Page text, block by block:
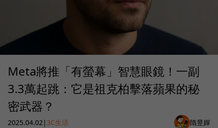
Meta將推「有螢幕」智慧眼鏡！一副
3.3萬起跳：它是祖克柏擊落蘋果的秘
密武器？
2025.04.02| 3C生活 隋昱嬋